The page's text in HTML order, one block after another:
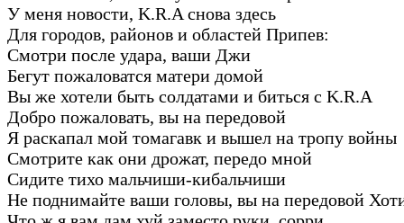
У меня новости, K.R.A снова здесь
Для городов, районов и областей Припев:
Смотри после удара, ваши Джи
Бегут пожаловатся матери домой
Вы же хотели быть солдатами и биться с K.R.A
Добро пожаловать, вы на передовой
Я раскапал мой томагавк и вышел на тропу войны
Смотрите как они дрожат, передо мной
Сидите тихо мальчиши-кибальчиши
Не поднимайте ваши головы, вы на передовой